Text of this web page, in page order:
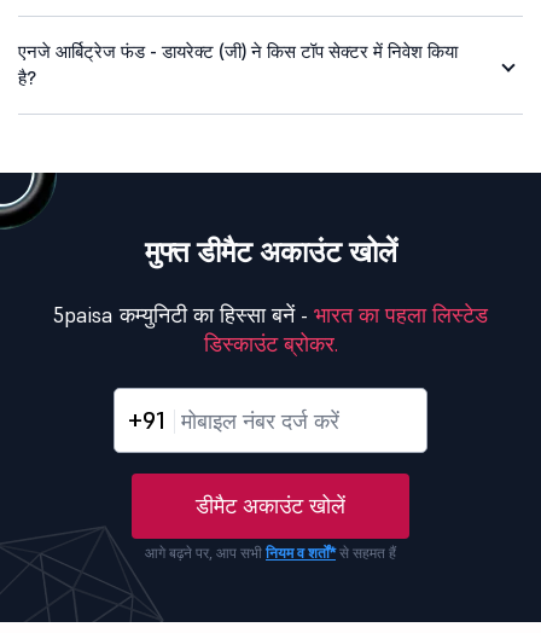
एनजे आर्बिट्रेज फंड - डायरेक्ट (जी) ने किस टॉप सेक्टर में निवेश किया
है?
मुफ्त डीमैट अकाउंट खोलें
5paisa कम्युनिटी का हिस्सा बनें - भारत का पहला लिस्टेड
डिस्काउंट ब्रोकर.
+91
डीमैट अकाउंट खोलें
आगे बढ़ने पर, आप सभी नियम व शर्तों*से सहमत हैं